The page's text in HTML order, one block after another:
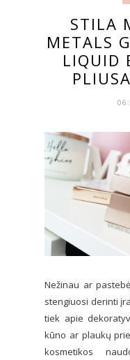
STILA
METALS
LIQUID
Nežinau ar
stengiuosi derinti
tiek apie
kūno ar plaukų
kosmetikos